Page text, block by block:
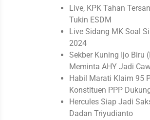
Live, KPK Tahan
Tukin ESDM
Live Sidang MK Soal
2024
Sekber Kuning Ijo Biru
Meminta AHY Jadi
Habil Marati Klaim 95
Konstituen PPP
Hercules Siap Jadi
Dadan Triyudianto